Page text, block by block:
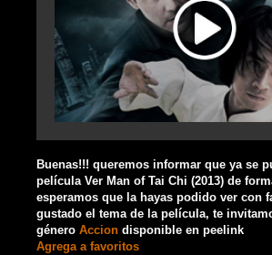
Buenas!!! queremos informar que ya se
película Ver Man of Tai Chi (2013) de
esperamos que la hayas podido ver con
gustado el tema de la película, te
género Accion disponible en peelink
Agrega a favoritos